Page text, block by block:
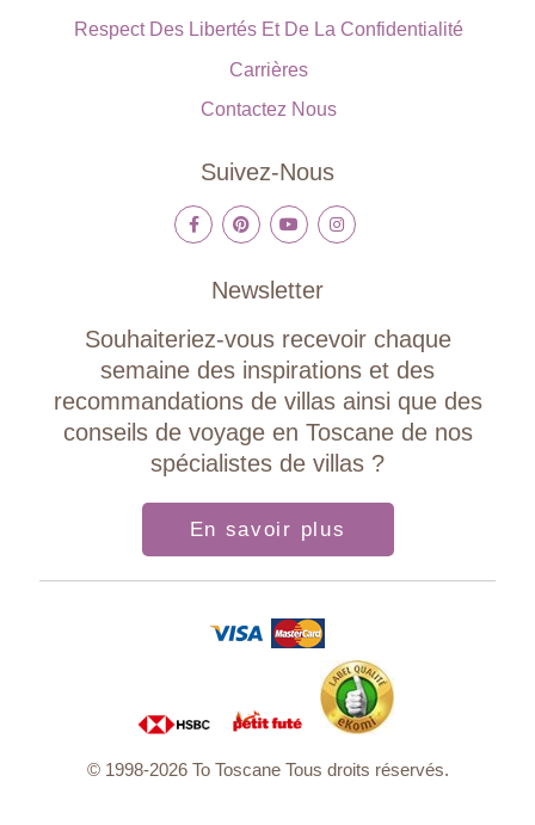
Respect Des Libertés Et De La Confidentialité
Carrières
Contactez Nous
Suivez-Nous
Newsletter
Souhaiteriez-vous recevoir chaque
semaine des inspirations et des
recommandations de villas ainsi que des
conseils de voyage en Toscane de nos
spécialistes de villas ?
En savoir plus
© 1998-2026 To Toscane Tous droits réservés.